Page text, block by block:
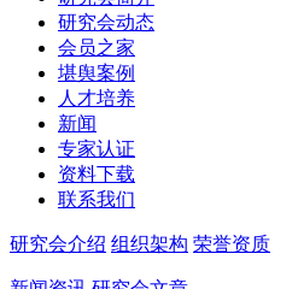
研究会动态
会员之家
堪舆案例
人才培养
新闻
专家认证
资料下载
联系我们
研究会介绍 组织架构 荣誉资质